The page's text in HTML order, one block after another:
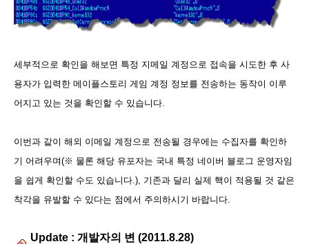
세부적으로 확인을 해보면 특정 지메일 계정으로 접속을 시도한 후 사
용자가 입력한 메이플스토리 게임 계정 정보를 전송하는 동작이 이루
어지고 있는 것을 확인할 수 있습니다.
이번과 같이 해외 이메일 계정으로 전송될 경우에는 수집자를 확인하
기 어려우며(※ 물론 해당 유포자는 국내 특정 네이버 블로그 운영자임
을 쉽게 확인할 수도 있습니다.), 기존과 달리 실제 핵이 적용될 것 같은
착각을 유발할 수 있다는 점에서 주의하시기 바랍니다.
Update : 개발자의 변 (2011.8.28)